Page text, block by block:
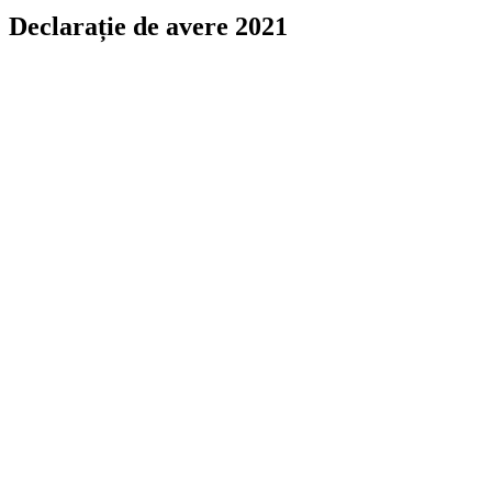
Declarație de avere 2021